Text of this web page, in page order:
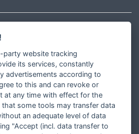
party website tracking
its services, constantly
advertisements according to
to this and can revoke or
at any time with effect for the
that some tools may transfer data
an adequate level of data
"Accept (incl. data transfer to